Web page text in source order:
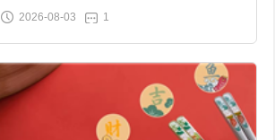
袋装9.9元到手
2026-08-03 1